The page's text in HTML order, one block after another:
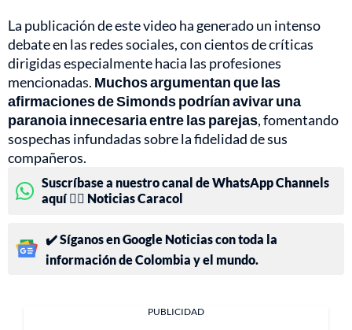
La publicación de este video ha generado un intenso
debate en las redes sociales, con cientos de críticas
dirigidas especialmente hacia las profesiones
mencionadas. Muchos argumentan que las
afirmaciones de Simonds podrían avivar una
paranoia innecesaria entre las parejas, fomentando
sospechas infundadas sobre la fidelidad de sus
compañeros.
Suscríbase a nuestro canal de WhatsApp Channels
aquí 👉🏻 Noticias Caracol
✔️ Síganos en Google Noticias con toda la
información de Colombia y el mundo.
PUBLICIDAD